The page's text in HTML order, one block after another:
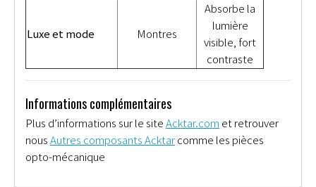
Luxe et mode Montres
Absorbe la
lumière
visible, fort
contraste
Informations complémentaires
Plus d’informations sur le siteAcktar.com et retrouver
nousAutres composants Acktarcomme les pièces
opto-mécanique